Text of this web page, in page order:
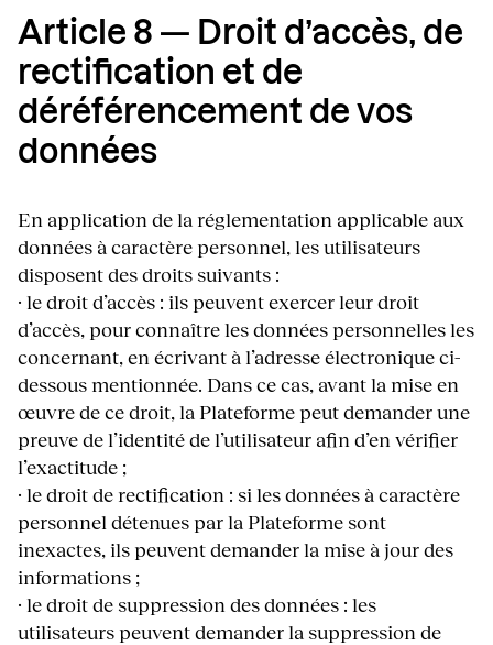
Article 8 — Droit d’accès, de
rectification et de
déréférencement de vos
données
En application de la réglementation applicable aux
données à caractère personnel, les utilisateurs
disposent des droits suivants :
· le droit d’accès : ils peuvent exercer leur droit
d’accès, pour connaître les données personnelles les
concernant, en écrivant à l’adresse électronique ci-
dessous mentionnée. Dans ce cas, avant la mise en
œuvre de ce droit, la Plateforme peut demander une
preuve de l’identité de l’utilisateur afin d’en vérifier
l’exactitude ;
· le droit de rectification : si les données à caractère
personnel détenues par la Plateforme sont
inexactes, ils peuvent demander la mise à jour des
informations ;
· le droit de suppression des données : les
utilisateurs peuvent demander la suppression de